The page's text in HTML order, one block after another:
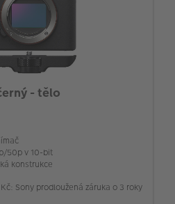
- tělo
50p v 10-bit
konstrukce
Sony prodloužená záruka o 3 roky